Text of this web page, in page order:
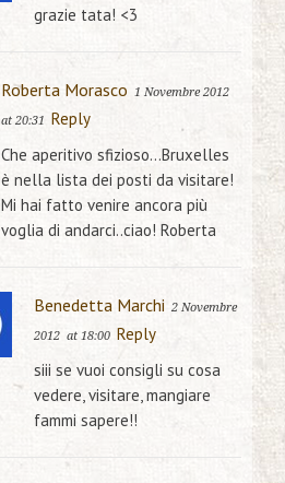
grazie tata! <3
Roberta Morasco 1 Novembre 2012
at 20:31 Reply
Che aperitivo sfizioso…Bruxelles
è nella lista dei posti da visitare!
Mi hai fatto venire ancora più
voglia di andarci..ciao! Roberta
Benedetta Marchi 2 Novembre
2012 at 18:00 Reply
siii se vuoi consigli su cosa
vedere, visitare, mangiare
fammi sapere!!